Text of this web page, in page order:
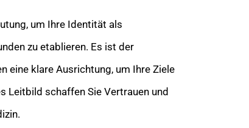
um Ihre Identität als
zu etablieren. Es ist der
eine klare Ausrichtung, um Ihre Ziele
Leitbild schaffen Sie Vertrauen und